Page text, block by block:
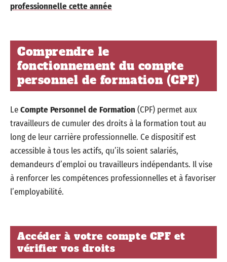
professionnelle cette année
Comprendre le
fonctionnement du compte
personnel de formation (CPF)
LeCompte Personnel de Formation (CPF) permet aux
travailleurs de cumuler des droits à la formation tout au
long de leur carrière professionnelle. Ce dispositif est
accessible à tous les actifs, qu’ils soient salariés,
demandeurs d’emploi ou travailleurs indépendants. Il vise
à renforcer les compétences professionnelles et à favoriser
l’employabilité.
Accéder à votre compte CPF et
vérifier vos droits